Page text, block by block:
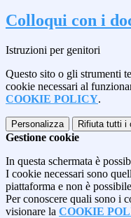
Colloqui con i
Istruzioni per genitori
Questo sito o gli strumenti
cookie necessari al
COOKIE POLICY.
Personalizza Rifiuta tutti i
Gestione cookie
In questa schermata è
I cookie necessari sono
piattaforma e non è
Per conoscere quali sono i
visionare la COOKIE